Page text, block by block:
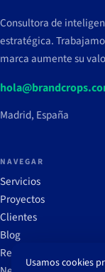
Consultora de
estratégica.
marca aumente su
Madrid, España
NAVEGAR
Servicios
Proyectos
Clientes
Blog
Recursos
Usamos cookies